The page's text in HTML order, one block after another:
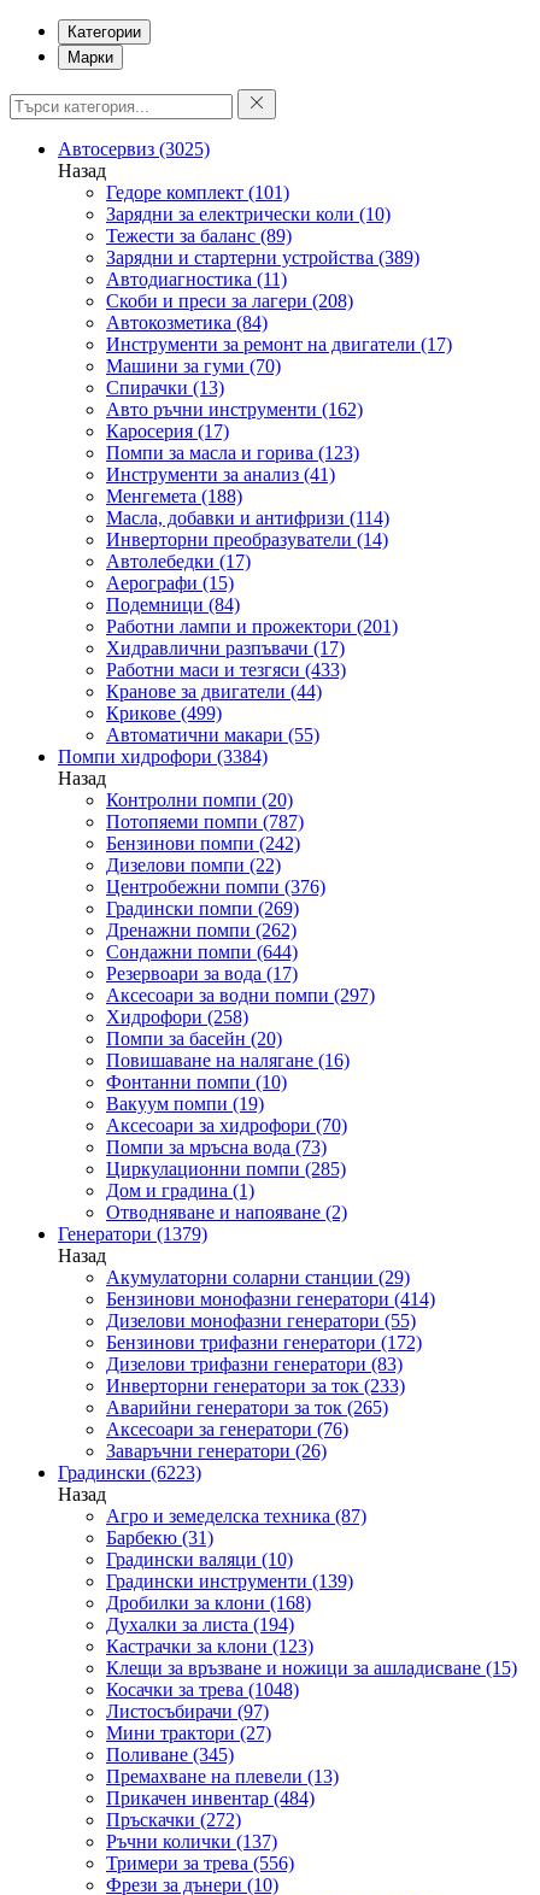
Категории
Марки
Автосервиз (3025)
Назад
Гедоре комплект (101)
Зарядни за електрически коли (10)
Тежести за баланс (89)
Зарядни и стартерни устройства (389)
Автодиагностика (11)
Скоби и преси за лагери (208)
Автокозметика (84)
Инструменти за ремонт на двигатели (17)
Машини за гуми (70)
Спирачки (13)
Авто ръчни инструменти (162)
Каросерия (17)
Помпи за масла и горива (123)
Инструменти за анализ (41)
Менгемета (188)
Масла, добавки и антифризи (114)
Инверторни преобразуватели (14)
Автолебедки (17)
Аерографи (15)
Подемници (84)
Работни лампи и прожектори (201)
Хидравлични разпъвачи (17)
Работни маси и тезгяси (433)
Кранове за двигатели (44)
Крикове (499)
Автоматични макари (55)
Помпи хидрофори (3384)
Назад
Контролни помпи (20)
Потопяеми помпи (787)
Бензинови помпи (242)
Дизелови помпи (22)
Центробежни помпи (376)
Градински помпи (269)
Дренажни помпи (262)
Сондажни помпи (644)
Резервоари за вода (17)
Аксесоари за водни помпи (297)
Хидрофори (258)
Помпи за басейн (20)
Повишаване на налягане (16)
Фонтанни помпи (10)
Вакуум помпи (19)
Аксесоари за хидрофори (70)
Помпи за мръсна вода (73)
Циркулационни помпи (285)
Дом и градина (1)
Отводняване и напояване (2)
Генератори (1379)
Назад
Акумулаторни соларни станции (29)
Бензинови монофазни генератори (414)
Дизелови монофазни генератори (55)
Бензинови трифазни генератори (172)
Дизелови трифазни генератори (83)
Инверторни генератори за ток (233)
Аварийни генератори за ток (265)
Аксесоари за генератори (76)
Заваръчни генератори (26)
Градински (6223)
Назад
Агро и земеделска техника (87)
Барбекю (31)
Градински валяци (10)
Градински инструменти (139)
Дробилки за клони (168)
Духалки за листа (194)
Кастрачки за клони (123)
Клещи за връзване и ножици за ашладисване (15)
Косачки за трева (1048)
Листосъбирачи (97)
Мини трактори (27)
Поливане (345)
Премахване на плевели (13)
Прикачен инвентар (484)
Пръскачки (272)
Ръчни колички (137)
Тримери за трева (556)
Фрези за дънери (10)